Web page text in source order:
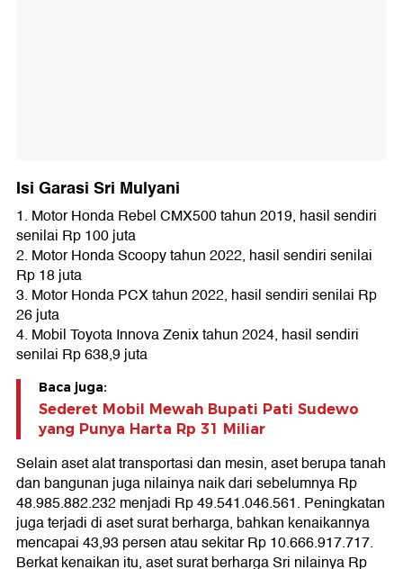
Isi Garasi Sri Mulyani
1. Motor Honda Rebel CMX500 tahun 2019, hasil sendiri
senilai Rp 100 juta
2. Motor Honda Scoopy tahun 2022, hasil sendiri senilai
Rp 18 juta
3. Motor Honda PCX tahun 2022, hasil sendiri senilai Rp
26 juta
4. Mobil Toyota Innova Zenix tahun 2024, hasil sendiri
senilai Rp 638,9 juta
Baca juga:
Sederet Mobil Mewah Bupati Pati Sudewo
yang Punya Harta Rp 31 Miliar
Selain aset alat transportasi dan mesin, aset berupa tanah
dan bangunan juga nilainya naik dari sebelumnya Rp
48.985.882.232 menjadi Rp 49.541.046.561. Peningkatan
juga terjadi di aset surat berharga, bahkan kenaikannya
mencapai 43,93 persen atau sekitar Rp 10.666.917.717.
Berkat kenaikan itu, aset surat berharga Sri nilainya Rp